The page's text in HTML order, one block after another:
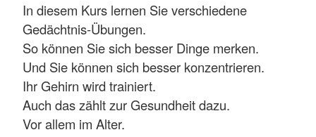
In diesem Kurs lernen Sie verschiedene
Gedächtnis-Übungen.
So können Sie sich besser Dinge merken.
Und Sie können sich besser konzentrieren.
Ihr Gehirn wird trainiert.
Auch das zählt zur Gesundheit dazu.
Vor allem im Alter.